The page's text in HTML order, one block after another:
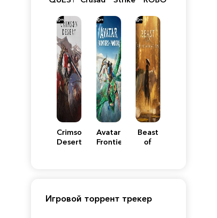
ReimaginedEdition
Y
Crimson
Desert
Avatar:
Frontiers
Beast
of
Игровой торрент трекер